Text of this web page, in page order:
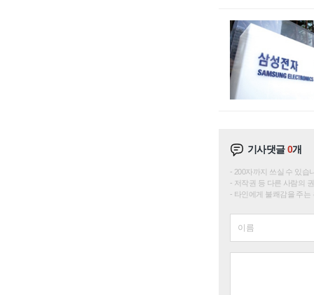
기사댓글0개
200자까지 쓰실 수 있습
저작권 등 다른 사람의
타인에게 불쾌감을 주는